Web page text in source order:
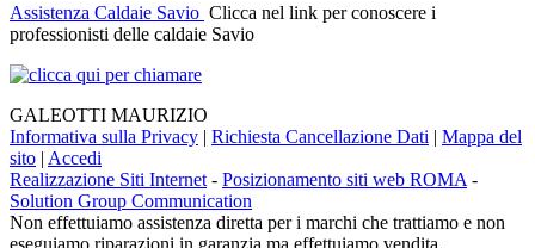
Assistenza Caldaie Savio Clicca nel link per conoscere i
professionisti delle caldaie Savio
GALEOTTI MAURIZIO
Informativa sulla Privacy | Richiesta Cancellazione Dati | Mappa del
sito | Accedi
Realizzazione Siti Internet - Posizionamento siti web ROMA -
Solution Group Communication
Non effettuiamo assistenza diretta per i marchi che trattiamo e non
eseguiamo riparazioni in garanzia ma effettuiamo vendita,